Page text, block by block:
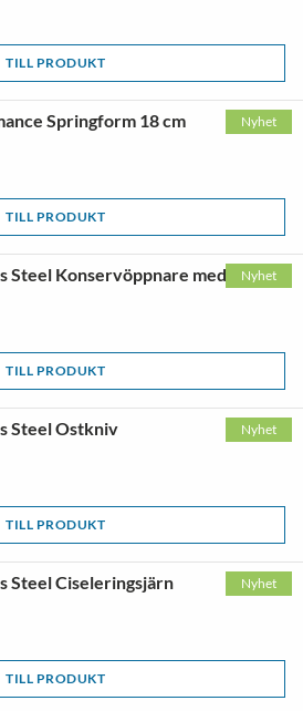
TILL PRODUKT
Nyhet
Springform 18 cm
TILL PRODUKT
Nyhet
Steel Konservöppnare med
TILL PRODUKT
Nyhet
Steel Ostkniv
TILL PRODUKT
Nyhet
Steel Ciseleringsjärn
TILL PRODUKT